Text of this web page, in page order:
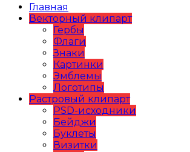
Главная
Векторный клипарт
Гербы
Флаги
Знаки
Картинки
Эмблемы
Логотипы
Растровый клипарт
PSD-исходники
Бейджи
Буклеты
Визитки